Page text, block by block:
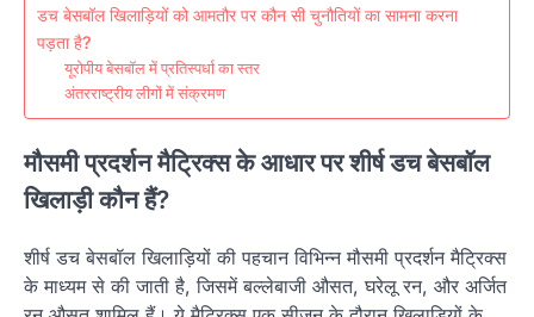
डच बेसबॉल खिलाड़ियों को आमतौर पर कौन सी चुनौतियों का सामना करना
पड़ता है?
यूरोपीय बेसबॉल में प्रतिस्पर्धा का स्तर
अंतरराष्ट्रीय लीगों में संक्रमण
मौसमी प्रदर्शन मैट्रिक्स के आधार पर शीर्ष डच बेसबॉल
खिलाड़ी कौन हैं?
शीर्ष डच बेसबॉल खिलाड़ियों की पहचान विभिन्न मौसमी प्रदर्शन मैट्रिक्स
के माध्यम से की जाती है, जिसमें बल्लेबाजी औसत, घरेलू रन, और अर्जित